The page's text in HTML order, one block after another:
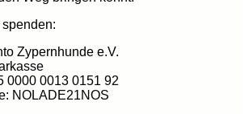
Zypernhunde e.V.
0000 0013 0151 92
NOLADE21NOS